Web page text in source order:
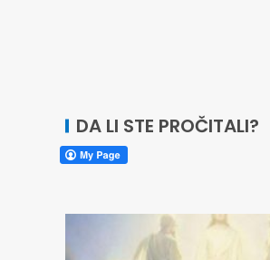
DA LI STE PROČITALI?